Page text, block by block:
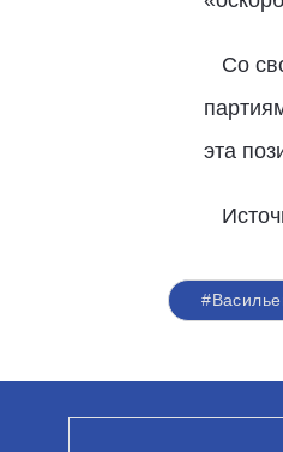
Со
эта